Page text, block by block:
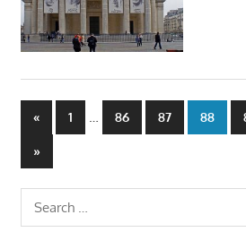
Bejegyzések
lapozása
«Previous
Posts
1 86 87 88
Next
Posts
»
Search
for: